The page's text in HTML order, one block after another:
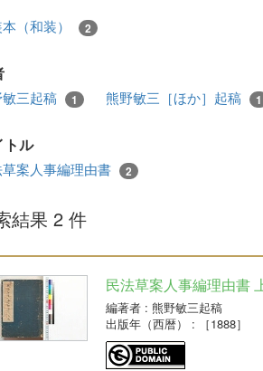
（和装） 2
三起稿 1 熊野敏三［ほか］起稿 1
トル
案人事編理由書 2
結果 2 件
民法草案人事編理由書
編著者 : 熊野敏三起稿
出版年（西暦）
: ［1888］